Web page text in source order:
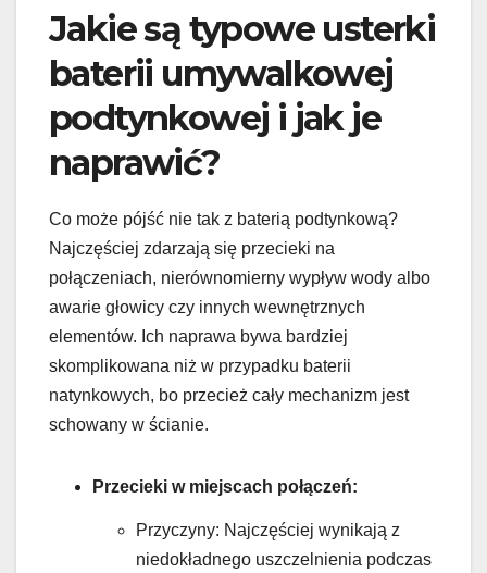
Jakie są typowe usterki
baterii umywalkowej
podtynkowej i jak je
naprawić?
Co może pójść nie tak z baterią podtynkową?
Najczęściej zdarzają się przecieki na
połączeniach, nierównomierny wypływ wody albo
awarie głowicy czy innych wewnętrznych
elementów. Ich naprawa bywa bardziej
skomplikowana niż w przypadku baterii
natynkowych, bo przecież cały mechanizm jest
schowany w ścianie.
Przecieki w miejscach połączeń:
Przyczyny: Najczęściej wynikają z
niedokładnego uszczelnienia podczas